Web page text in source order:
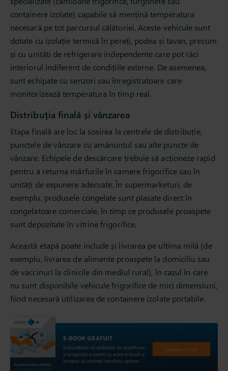
containere izolate) capabile să mențină temperatura
necesară pe tot parcursul călătoriei. Aceste vehicule sunt
dotate cu izolație termică în pereți, podea și tavan, precum
și cu unități de refrigerare independente care pot răci
interiorul indiferent de condițiile externe. De asemenea,
sunt echipate cu senzori sau înregistratoare care
monitorizează temperatura în timp real.
Distribuția finală și vânzarea
Etapa finală are loc la sosirea la centrele de distribuție,
punctele de vânzare cu amănuntul sau alte puncte de
vânzare. Echipele de descărcare trebuie să acționeze rapid
pentru a returna mărfurile în camere frigorifice sau în
unități de expunere adecvate. În supermarketuri, de
exemplu, produsele congelate sunt plasate direct în
congelatoare comerciale, în timp ce produsele proaspete
sunt depozitate în vitrine frigorifice.
Această etapă poate include și livrarea pe ultima milă (de
exemplu, livrarea de alimente proaspete la domiciliu sau
de vaccinuri la clinicile din mediul rural), în cazul în care
nu sunt disponibile vehicule frigorifice de mici dimensiuni,
fiind necesară utilizarea de containere izolate portabile.